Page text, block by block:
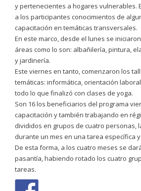
y pertenecientes a hogares vulnerables.
a los participantes conocimientos de
capacitación en temáticas transversales.
En este marco, desde el lunes se
áreas como lo son: albañilería, pintura,
y jardinería.
Este viernes en tanto, comenzaron los
temáticas: informática, orientación
todo lo que finalizó con clases de yoga.
Son 16 los beneficiarios del programa
capacitación y también trabajando en
divididos en grupos de cuatro personas,
durante un mes en una tarea específica
De esta forma, a los cuatro meses se
pasantía, habiendo rotado los cuatro
tareas.